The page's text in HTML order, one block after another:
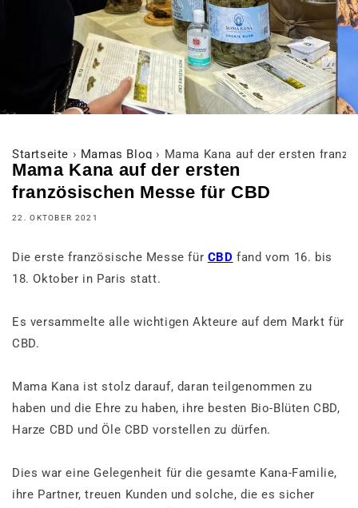
Startseite › Mamas Blog › Mama Kana auf der ersten
Mama Kana auf der ersten
französischen Messe für CBD
22. OKTOBER 2021
Die erste französische Messe für CBD fand vom 16. bis
18. Oktober in Paris statt.
Es versammelte alle wichtigen Akteure auf dem Markt für
CBD.
Mama Kana ist stolz darauf, daran teilgenommen zu
haben und die Ehre zu haben, ihre besten Bio-Blüten CBD,
Harze CBD und Öle CBD vorstellen zu dürfen.
Dies war eine Gelegenheit für die gesamte Kana-Familie,
ihre Partner, treuen Kunden und solche, die es sicher